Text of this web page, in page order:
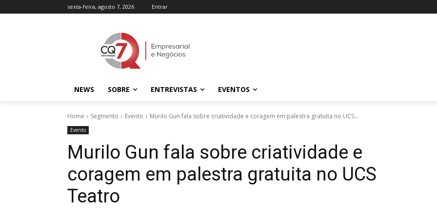
sexta-feira, agosto 7, 2026 Entrar
NEWS SOBRE ENTREVISTAS EVENTOS
Home Segmento Evento Murilo Gun fala sobre criatividade e coragem em palestra gratuita no UCS...
Evento
Murilo Gun fala sobre criatividade e
coragem em palestra gratuita no UCS
Teatro